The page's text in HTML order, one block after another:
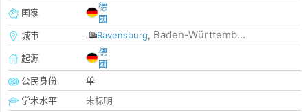
国家
德
國
城市
Ravensburg, Baden-Württemb...
起源
德
國
公民身份
单
学术水平
未标明